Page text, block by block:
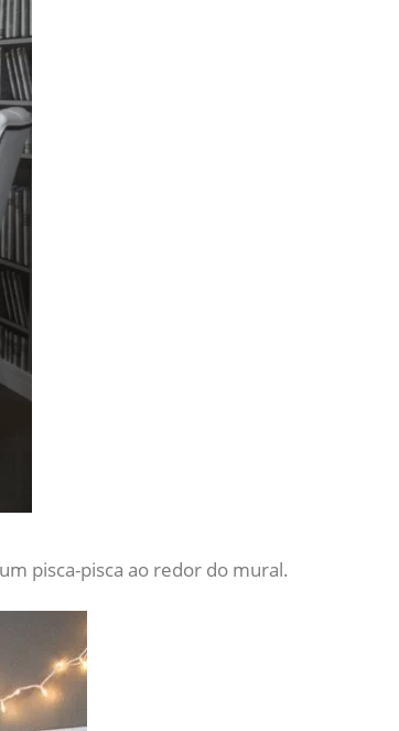
pisca-pisca ao redor do mural.